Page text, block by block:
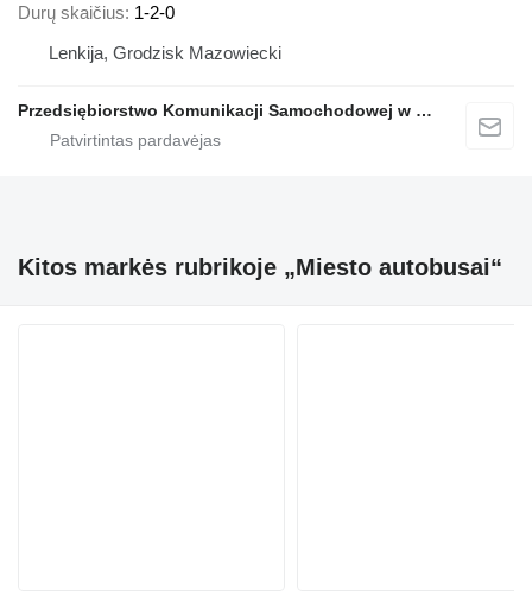
Durų skaičius 1-2-0
Lenkija, Grodzisk Mazowiecki
Przedsiębiorstwo Komunikacji Samochodowej w Grodzisku Mazowieckim Sp. z o.o.
Kitos markės rubrikoje „Miesto autobusai“